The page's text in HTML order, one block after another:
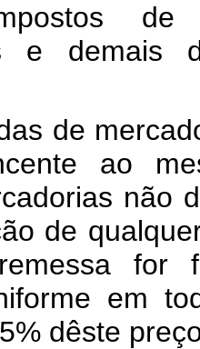
de
e demais
de
ao
não
de
for
em
dêste